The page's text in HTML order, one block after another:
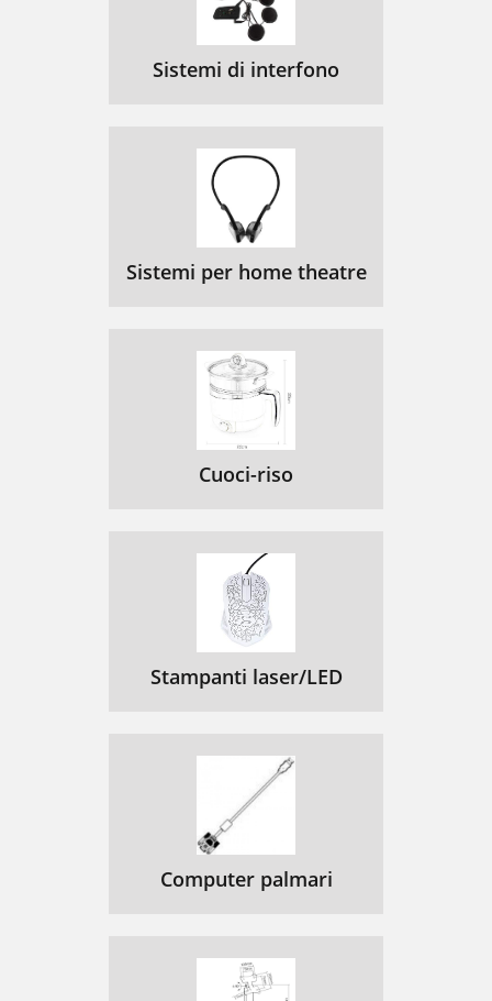
Sistemi di interfono
Sistemi per home theatre
Cuoci-riso
Stampanti laser/LED
Computer palmari